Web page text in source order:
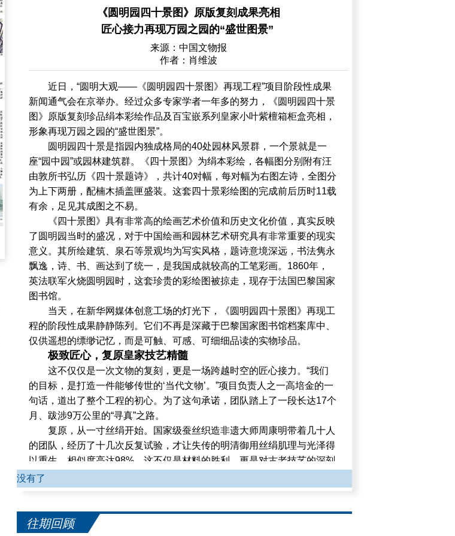
《圆明园四十景图》原版复刻成果亮相
匠心接力再现万园之园的“盛世图景” ​
来源：中国文物报
作者：肖维波
近日，“圆明大观——《圆明园四十景图》再现工程”项目阶段性成果
新闻通气会在京举办。经过众多专家学者一年多的努力，《圆明园四十景
图》原版复刻珍品绢本彩绘作品及百宝嵌系列皇家小叶紫檀箱柜盒亮相，
形象再现万园之园的“盛世图景”。
圆明园四十景是指园内独成格局的40处园林风景群，一个景就是一
座“园中园”或园林建筑群。《四十景图》为绢本彩绘，各幅图分别附有汪
由敦所书弘历《四十景题诗》，共计40对幅，每对幅为右图左诗，全图分
为上下两册，配楠木插盖匣盛装。这套四十景彩绘图的完成前后历时11载
有余，足见其成图之不易。
《四十景图》具有非常高的绘画艺术价值和历史文化价值，真实反映
了圆明园当时的盛况，对于中国绘画和园林艺术研究具有非常重要的现实
意义。其所绘建筑、泉石等景观均为写实风格，题诗意境深远，书法隽永
飘逸，诗、书、画达到了统一，是我国成就较高的工笔彩画。1860年，
英法联军火烧圆明园时，这套珍贵的彩绘图被掠走，现存于法国巴黎国家
图书馆。
当天，在新华网媒体创意工场的灯光下，《圆明园四十景图》再现工
程的阶段性成果静静陈列。它们不再是深藏于巴黎国家图书馆档案库中、
仅供遥想的缥缈记忆，而是可触、可感、可细细品读的实物珍品。
极致匠心，复原皇家技艺精髓
这不仅仅是一次文物的复刻，更是一场跨越时空的匠心接力。“我们
的目标，是打造一件能够传世的‘当代文物’。”项目负责人之一高培金的一
句话，道出了整个工程的初心。为了这句承诺，团队踏上了一段长达17个
月、跋涉9万公里的“寻真”之路。
复原，从一寸丝绢开始。国家级蚕丝织造非遗大师周康明带着几十人
的团队，经历了十几次反复试验，才让失传的明清御用丝绢肌理与光泽得
以重生，相似度高达98%。这不仅是材料的胜利，更是对古老技艺的深刻
理解。
在荣宝斋一级裱画师张书刚看来，就连最不起眼的浆糊，都承载着文
情地解释：“这浆糊的黏性、稳定性，决定了画作能否‘呼吸’，能否历经百
没有了
往期回顾